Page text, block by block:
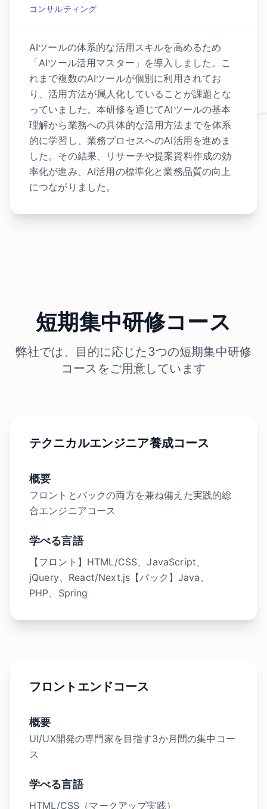
コンサルティング
AIツールの体系的な活用スキルを高めるため
「AIツール活用マスター」を導入しました。こ
れまで複数のAIツールが個別に利用されてお
り、活用方法が属人化していることが課題とな
っていました。本研修を通じてAIツールの基本
理解から業務への具体的な活用方法までを体系
的に学習し、業務プロセスへのAI活用を進めま
した。その結果、リサーチや提案資料作成の効
率化が進み、AI活用の標準化と業務品質の向上
につながりました。
短期集中研修コース
弊社では、目的に応じた3つの短期集中研修
コースをご用意しています
テクニカルエンジニア養成コース
概要
フロントとバックの両方を兼ね備えた実践的総
合エンジニアコース
学べる言語
【フロント】HTML/CSS、JavaScript、
jQuery、React/Next.js【バック】Java、
PHP、Spring
フロントエンドコース
概要
UI/UX開発の専門家を目指す3か月間の集中コー
ス
学べる言語
HTML/CSS（マークアップ実践）